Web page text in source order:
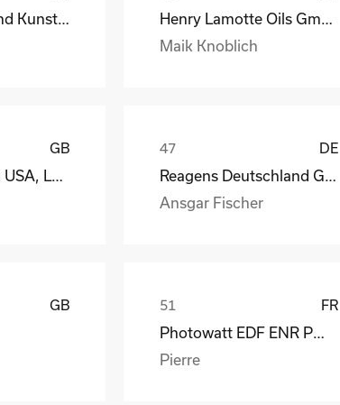
GKT Gummi- und Kunststofftechnik Fürstenwalde Gmb
Maik Knoblich
GB DE
Ansgar Fischer
GB FR
Pierre